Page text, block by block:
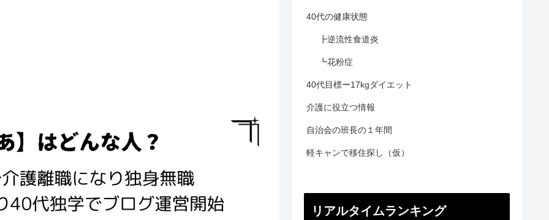
40代の健康状態
┣逆流性食道炎
┗花粉症
40代目標ー17kgダイエット
介護に役立つ情報
自治会の班長の１年間
軽キャンで移住探し（仮）
リアルタイムランキング